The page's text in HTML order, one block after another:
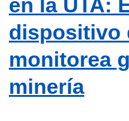
en la UTA:
dispositivo
monitorea
minería